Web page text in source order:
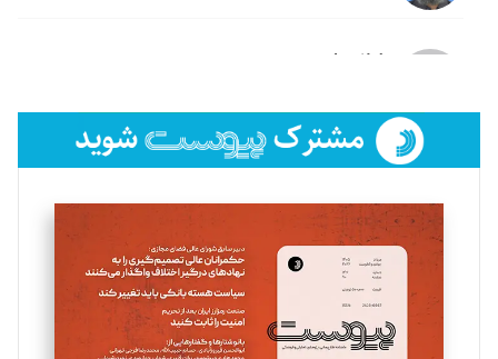
لیلا حنارود
فائزه فتحی رستمی
تحریریه
سروش کرمیان
تحریریه